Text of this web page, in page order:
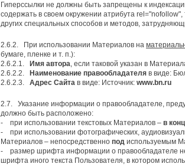
Гиперссылки не должны быть запрещены к
содержать в своем окружении атрибута rel="nofollow",
других специальных способов и методов,
2.6.2. При использовании Материалов на
бумаге, пленке и т. п.):
2.6.2.1.
Имя автора, если таковой указан в
2.6.2.2.
Наименование правообладателя в виде:
2.6.2.3. Адрес Сайта в виде: Источник: www.bn.ru
2.7. Указание информации о правообладателе,
должно быть расположено:
- при использовании текстовых Материалов – в
- при использовании фотографических,
Материалов – непосредственно под используемым
- размер шрифта информации о правообладателе
шрифта иного текста Пользователя, в котором